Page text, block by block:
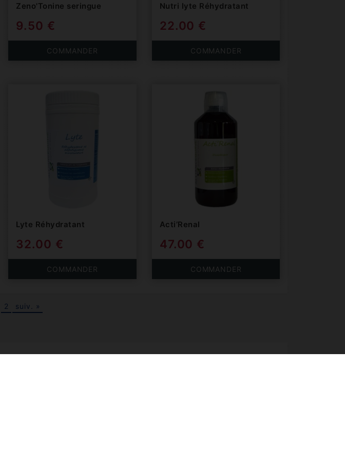
Zeno'Tonine seringue
9.50 €
COMMANDER
Nutri lyte Réhydratant
22.00 €
COMMANDER
Lyte Réhydratant
32.00 €
COMMANDER
Acti’Renal
47.00 €
COMMANDER
2 suiv. »